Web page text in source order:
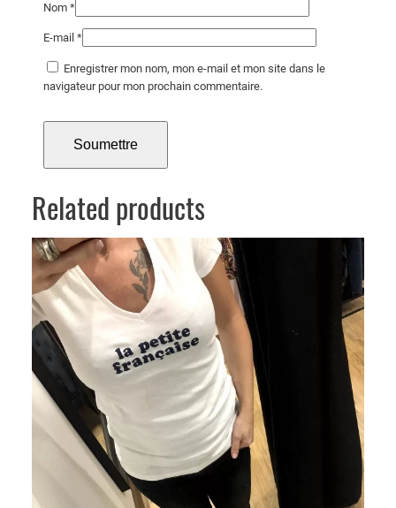
Nom *
E-mail *
Enregistrer mon nom, mon e-mail et mon site dans le
navigateur pour mon prochain commentaire.
Related products